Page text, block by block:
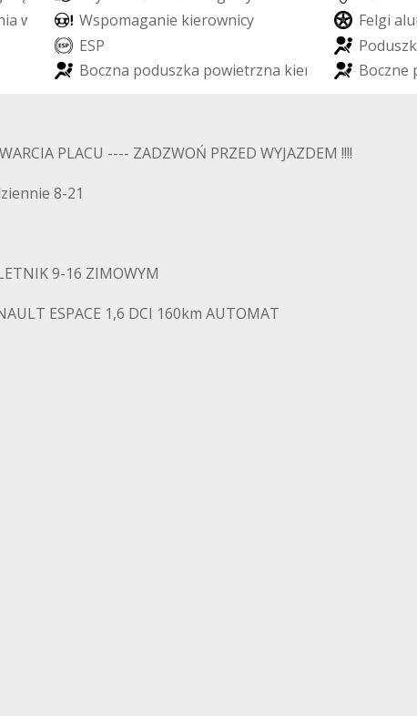
ia w onach
Wspomaganie kierownicy Felgi alu
ESP Poduszk
Boczna poduszka powietrzna kier cy Boczne
PLACU ---- ZADZWOŃ PRZED WYJAZDEM !!!!
8-21
9-16 ZIMOWYM
ESPACE 1,6 DCI 160km AUTOMAT